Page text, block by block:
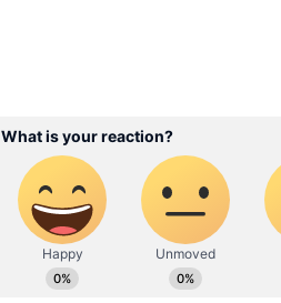
వ‌ర‌కు 7 స్థానాల్ని అధికార కూటమి
ఉద్రిక్త‌ల కార‌ణంగా ఎన్నిక‌లు ప‌డింది.
శ్రీసత్యసాయి జిల్లాలోని హిందూపురం
ఏలూరు జిల్లా నూజివీడు మున్సిపాలిటీ
రెండు వైస్‌ఛైర్‌పర్సన్‌ పదవులు కూడా